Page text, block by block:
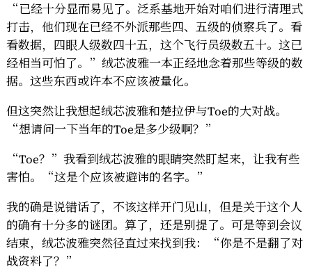
层
夜
1
层
层
境
五
“已经十分显而易见了。泛系基地开始对咱们进行清理式
打击，他们现在已经不外派那些四、五级的侦察兵了。看
看数据，四眼人级数四十五，这个飞行员级数五十。这已
经相当可怕了。”绒芯波雅一本正经地念着那些等级的数
据。这些东西或许本不应该被量化。
但这突然让我想起绒芯波雅和楚拉伊与Toe的大对战。
“想请问一下当年的Toe是多少级啊？”
“Toe？”我看到绒芯波雅的眼睛突然盯起来，让我有些
害怕。“这是个应该被避讳的名字。”
我的确是说错话了，不该这样开门见山，但是关于这个人
的确有十分多的谜团。算了，还是别提了。可是等到会议
结束，绒芯波雅突然径直过来找到我：“你是不是翻了对
战资料了？”